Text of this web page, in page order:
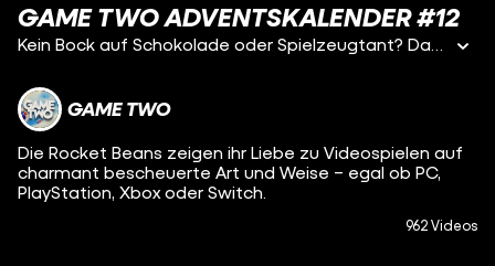
GAME TWO ADVENTSKALENDER #12
Kein Bock auf Schokolade oder Spielzeugtant? Dann haben wir auch in diesem Jahr den passenden Adventskalender für euch. Jeden Tag erwartet euch hinter dem Türchen jemand, der oder die sein oder ihr Lieblingsspiel 2019 vorstellt. Die Spiele müssen nicht zwingend dieses Jahr erschienen sein, haben aber in den letzten 12 Monaten mehr Spaß beim Zocken bereitet als alle anderen Titel. Und weil's bis Weihnachten mehr Tage hat als unser Team Mitglieder, haben wir auch Freunde und YouTube-Kollegen gebeten, uns ein wenig über ihre persönliche Spieleperle 2019 zu erzählen. Lasst euch überraschen!
GAME TWO
Die Rocket Beans zeigen ihr Liebe zu Videospielen auf
charmant bescheuerte Art und Weise – egal ob PC,
PlayStation, Xbox oder Switch.
962 Videos